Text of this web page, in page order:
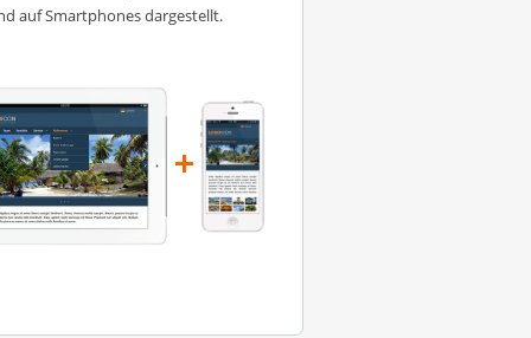
auf Smartphones dargestellt.